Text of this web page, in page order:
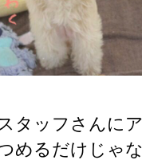
タッフさんに
めるだけじゃ